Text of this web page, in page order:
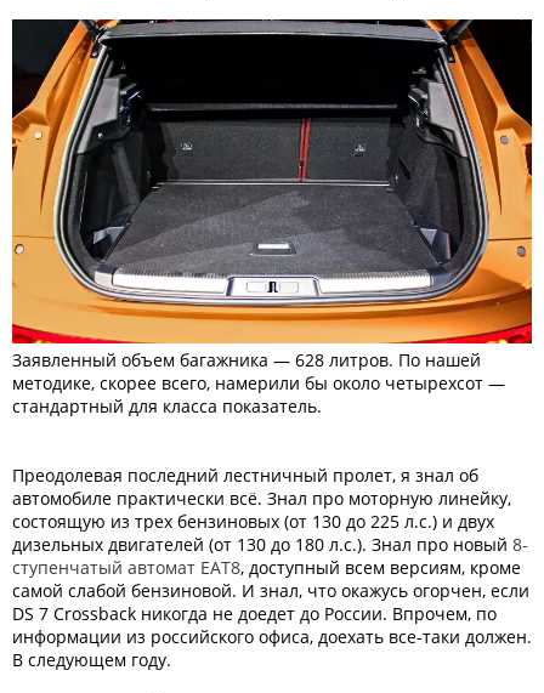
Заявленный объем багажника — 628 литров. По нашей
методике, скорее всего, намерили бы около четырехсот —
стандартный для класса показатель.
Преодолевая последний лестничный пролет, я знал об
автомобиле практически всё. Знал про моторную линейку,
состоящую из трех бензиновых (от 130 до 225 л.с.) и двух
дизельных двигателей (от 130 до 180 л.с.). Знал про новый 8-
ступенчатый автомат EAT8, доступный всем версиям, кроме
самой слабой бензиновой. И знал, что окажусь огорчен, если
DS 7 Crossback никогда не доедет до России. Впрочем, по
информации из российского офиса, доехать все-таки должен.
В следующем году.